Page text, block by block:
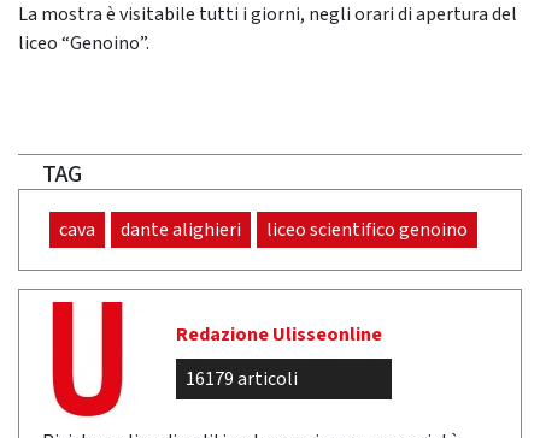
La mostra è visitabile tutti i giorni, negli orari di apertura del
liceo “Genoino”.
TAG
cava dante alighieri liceo scientifico genoino
Redazione Ulisseonline
16179 articoli